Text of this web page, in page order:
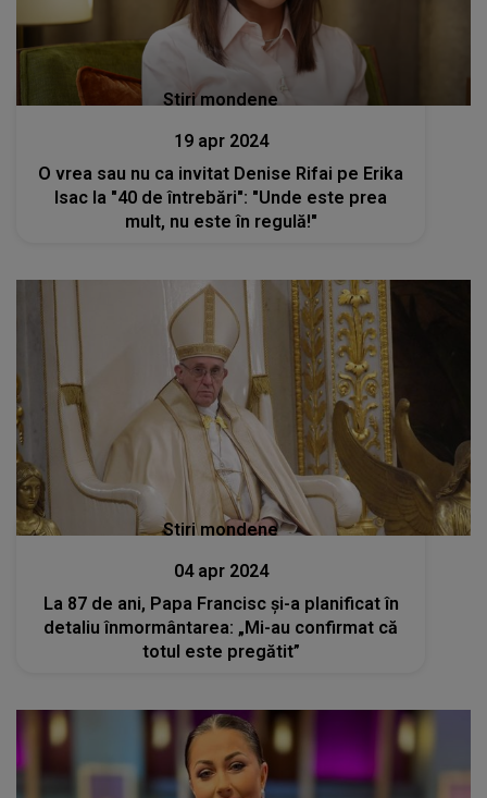
Stiri mondene
19 apr 2024
O vrea sau nu ca invitat Denise Rifai pe Erika
Isac la "40 de întrebări": "Unde este prea
mult, nu este în regulă!"
Stiri mondene
04 apr 2024
La 87 de ani, Papa Francisc și-a planificat în
detaliu înmormântarea: „Mi-au confirmat că
totul este pregătit”